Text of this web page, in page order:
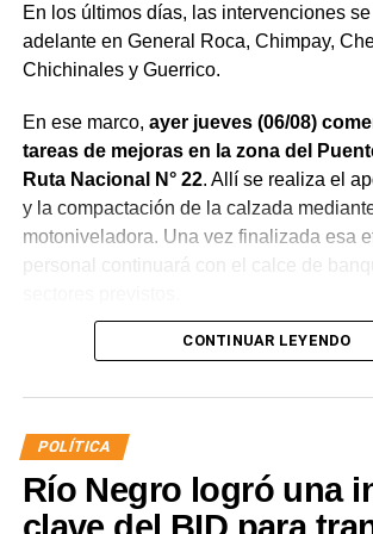
En los últimos días, las intervenciones
adelante en General Roca, Chimpay,
Chichinales y Guerrico.
En ese marco, ayer jueves (06/08)
tareas de mejoras en la zona del
Ruta Nacional N° 22. Allí se realiza el
y la compactación de la calzada
motoniveladora. Una vez finalizada esa
personal continuará con el calce de
CONTINUAR LEYENDO
POLÍTICA
Río Negro logró una